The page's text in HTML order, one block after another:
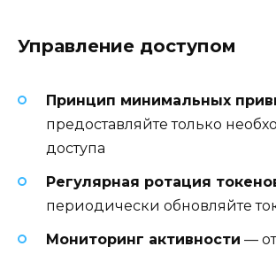
Управление доступом
Принцип минимальных
предоставляйте только
доступа
Регулярная ротация
периодически обновляйте
Мониторинг активности —